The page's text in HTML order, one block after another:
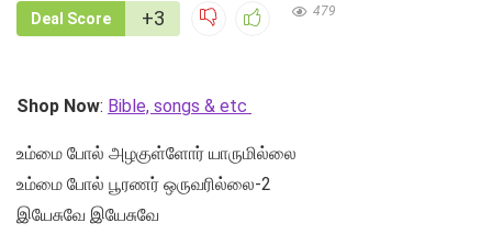
Deal Score +3 479
Shop Now: Bible, songs & etc
உம்மை போல் அழகுள்ளோர் யாருமில்லை
உம்மை போல் பூரணர் ஒருவரில்லை-2
இயேசுவே இயேசுவே